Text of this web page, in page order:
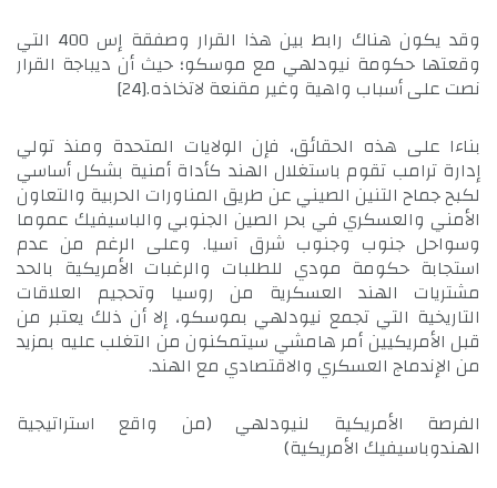
وقد يكون هناك رابط بين هذا القرار وصفقة إس 400 التي
وقعتها حكومة نيودلهي مع موسكو؛ حيث أن ديباجة القرار
نصت على أسباب واهية وغير مقنعة لاتخاذه.[24]
بناءا على هذه الحقائق، فإن الولايات المتحدة ومنذ تولي
إدارة ترامب تقوم باستغلال الهند كأداة أمنية بشكل أساسي
لكبح جماح التنين الصيني عن طريق المناورات الحربية والتعاون
الأمني والعسكري في بحر الصين الجنوبي والباسيفيك عموما
وسواحل جنوب وجنوب شرق آسيا. وعلى الرغم من عدم
استجابة حكومة مودي للطلبات والرغبات الأمريكية بالحد
مشتريات الهند العسكرية من روسيا وتحجيم العلاقات
التاريخية التي تجمع نيودلهي بموسكو، إلا أن ذلك يعتبر من
قبل الأمريكيين أمر هامشي سيتمكنون من التغلب عليه بمزيد
من الإندماج العسكري والاقتصادي مع الهند.
الفرصة الأمريكية لنيودلهي (من واقع استراتيجية
الهندوباسيفيك الأمريكية)